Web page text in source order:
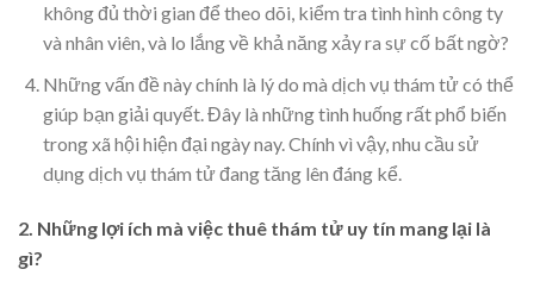
không đủ thời gian để theo dõi, kiểm tra tình hình công ty
và nhân viên, và lo lắng về khả năng xảy ra sự cố bất ngờ?
Những vấn đề này chính là lý do mà dịch vụ thám tử có thể
giúp bạn giải quyết. Đây là những tình huống rất phổ biến
trong xã hội hiện đại ngày nay. Chính vì vậy, nhu cầu sử
dụng dịch vụ thám tử đang tăng lên đáng kể.
2. Những lợi ích mà việc thuê thám tử uy tín mang lại là
gì?